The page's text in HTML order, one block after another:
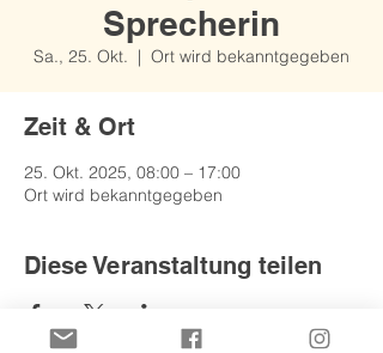
Sprecherin
Sa., 25. Okt.
  |
Ort wird bekanntgegeben
Zeit & Ort
25. Okt. 2025, 08:00 – 17:00
Ort wird bekanntgegeben
Diese Veranstaltung teilen